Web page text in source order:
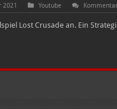
2021 Youtube
Lost Crusade an. Ein